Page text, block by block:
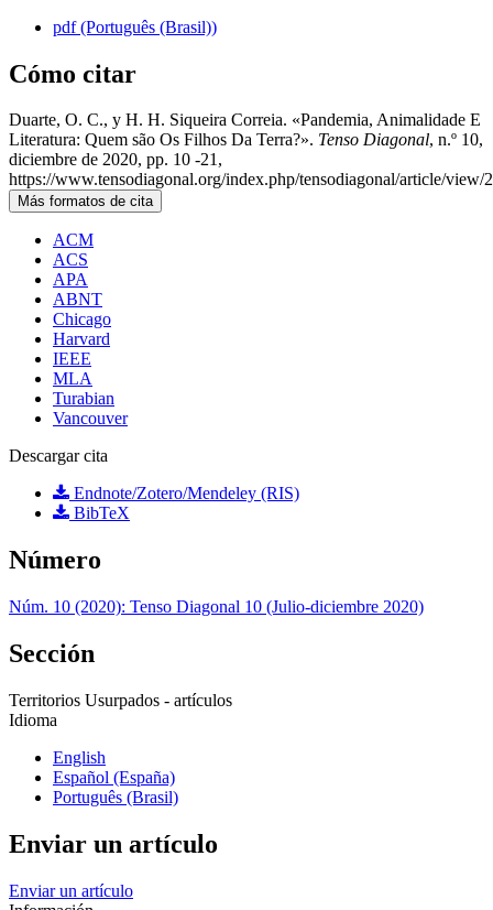
pdf (Português (Brasil))
Cómo citar
Duarte, O. C., y H. H. Siqueira Correia. «Pandemia, Animalidade E
Literatura: Quem são Os Filhos Da Terra?». Tenso Diagonal, n.º 10,
diciembre de 2020, pp. 10 -21,
https://www.tensodiagonal.org/index.php/tensodiagonal/article/view/
Más formatos de cita
ACM
ACS
APA
ABNT
Chicago
Harvard
IEEE
MLA
Turabian
Vancouver
Descargar cita
Endnote/Zotero/Mendeley (RIS)
BibTeX
Número
Núm. 10 (2020): Tenso Diagonal 10 (Julio-diciembre 2020)
Sección
Territorios Usurpados - artículos
Idioma
English
Español (España)
Português (Brasil)
Enviar un artículo
Enviar un artículo